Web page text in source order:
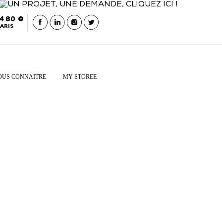
80
CONNAITRE MY STOREE